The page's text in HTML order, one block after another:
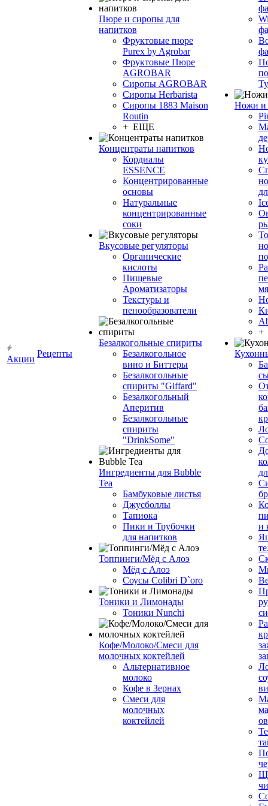
Акции
Рецепты
Пюре и сиропы для
напитков
Фруктовые пюре
Purex by Agrobar
Фруктовые Пюре
AGROBAR
Сиропы AGROBAR
Сиропы Herbarista
Сиропы 1883 Maison
Routin
+ ЕЩЕ
Концентраты напитков
Кордиалы
ESSENCE
Концентрированные
основы
Натуральные
концентрированные
соки
Вкусовые регуляторы
Органические
кислоты
Пищевые
Ароматизаторы
Текстуры и
пенообразователи
Безалкогольные спириты
Безалкогольное
вино и Биттеры
Безалкогольные
спириты "Giffard"
Безалкогольный
Аперитив
Безалкогольные
спириты
"DrinkSome"
Ингредиенты для Bubble
Tea
Бамбуковые листья
Джусболлы
Тапиока
Пики и Трубочки
для напитков
Топпинги/Мёд с Алоэ
Мёд с Алоэ
Соусы Colibri D`oro
Тоники и Лимонады
Тоники Nunchi
Кофе/Молоко/Смеси для
молочных коктейлей
Альтернативное
молоко
Кофе в Зернах
Смеси для
молочных
коктейлей
Ножи и
+
и